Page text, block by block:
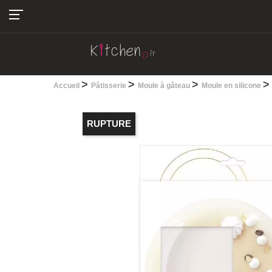
Accueil > Pâtisserie > Moule à gâteau > Moule en silicone >
RUPTURE